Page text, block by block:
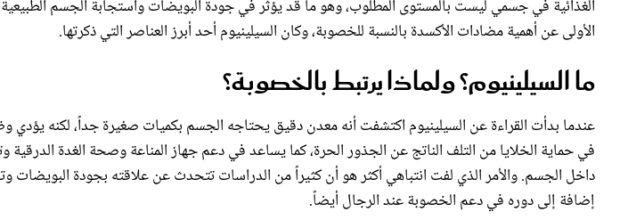
الغذائية في جسمي ليست بالمستوى المطلوب، وهو ما قد يؤثر في جودة البويضات واستجابة الجسم
الأولى عن أهمية مضادات الأكسدة بالنسبة للخصوبة، وكان السيلينيوم أحد أبرز العناصر التي ذكرتها.
ما السيلينيوم؟ ولماذا يرتبط بالخصوبة؟
عندما بدأت القراءة عن السيلينيوم اكتشفت أنه معدن دقيق يحتاجه الجسم بكميات صغيرة جداً، لكنه يؤدي
في حماية الخلايا من التلف الناتج عن الجذور الحرة، كما يساعد في دعم جهاز المناعة وصحة الغدة الدرقية
داخل الجسم. والأمر الذي لفت انتباهي أكثر هو أن كثيراً من الدراسات تتحدث عن علاقته بجودة البويضات
إضافة إلى دوره في دعم الخصوبة عند الرجال أيضاً.